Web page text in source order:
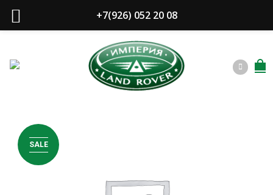
SALE
+7(926) 052 20 08